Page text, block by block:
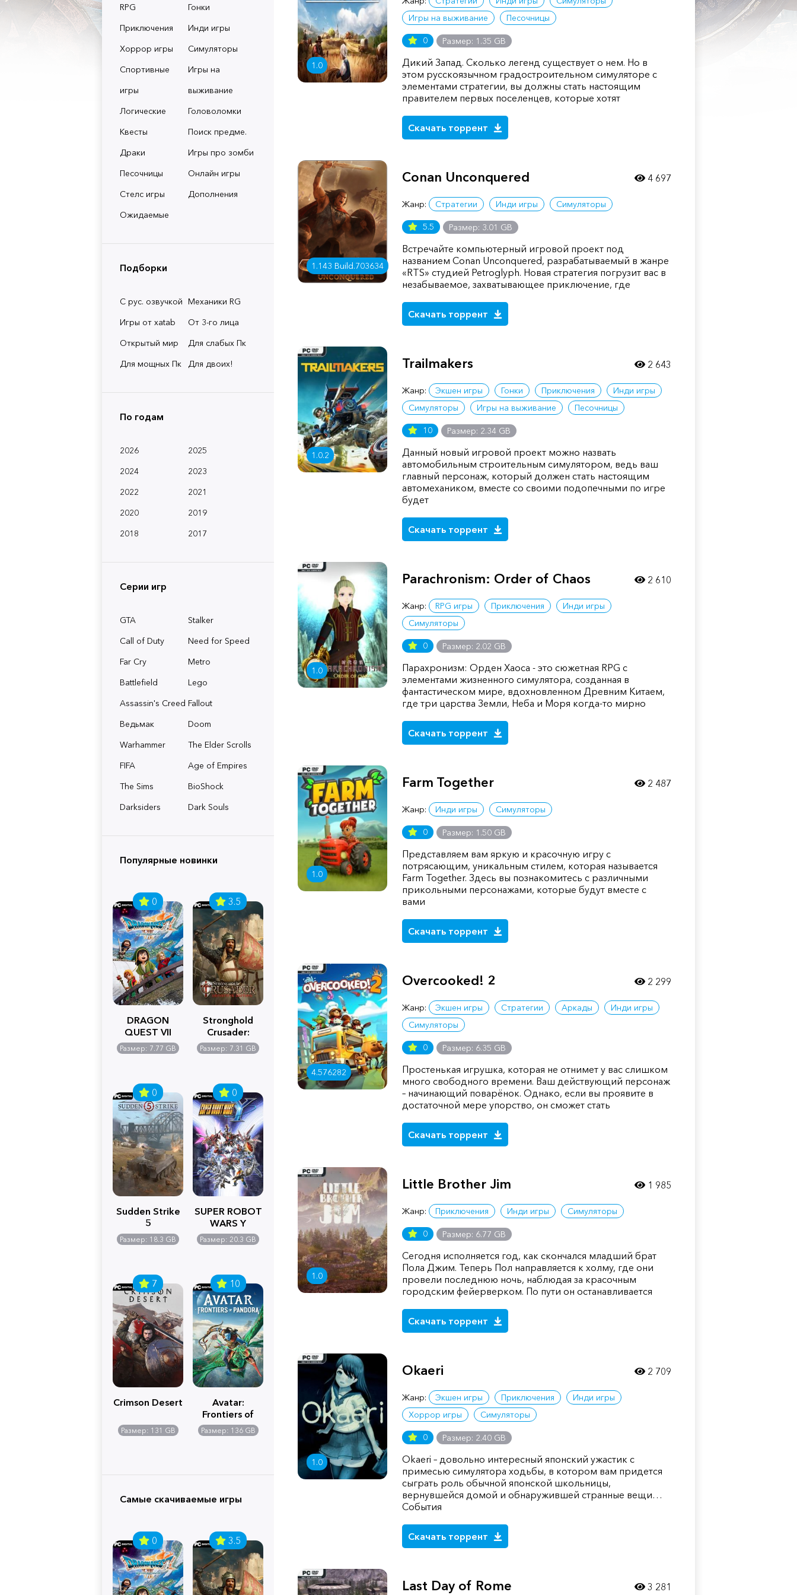
RPG
Гонки
Приключения
Инди игры
Хоррор игры
Симуляторы
Спортивные
игры
Игры на
выживание
Логические
Головоломки
Квесты
Поиск предме.
Драки
Игры про зомби
Песочницы
Онлайн игры
Стелс игры
Дополнения
Ожидаемые
Подборки
С рус. озвучкой Механики RG
Игры от xatab
От 3-го лица
Открытый мир
Для слабых Пк
Для мощных Пк
Для двоих!
По годам
2026
2025
2024
2023
2022
2021
2020
2019
2018
2017
Серии игр
GTA
Stalker
Call of Duty
Need for Speed
Far Cry
Metro
Battlefield
Lego
Assassin's Creed Fallout
Ведьмак
Doom
Warhammer
The Elder Scrolls
FIFA
Age of Empires
The Sims
BioShock
Darksiders
Dark Souls
Популярные новинки
0
DRAGON
QUEST VII
Reimagined
Размер: 7.77 GB
3.5
Stronghold
Crusader:
Definitive
Edition
Размер: 7.31 GB
0
Sudden Strike
5
Размер: 18.3 GB
0
SUPER ROBOT
WARS Y
Размер: 20.3 GB
7
Crimson Desert
Размер: 131 GB
10
Avatar:
Frontiers of
Pandora
Размер: 136 GB
Самые скачиваемые игры
0 3.5
1.0
Игры на выживание
Песочницы
0 Размер: 1.35 GB
Дикий Запад. Сколько легенд существует о нем. Но в
этом русскоязычном градостроительном симуляторе с
элементами стратегии, вы должны стать настоящим
правителем первых поселенцев, которые хотят
Скачать торрент
1.143 Build.703634
Conan Unconquered
Жанр: Стратегии Инди игры Симуляторы
5.5 Размер: 3.01 GB
Встречайте компьютерный игровой проект под
названием Conan Unconquered, разрабатываемый в жанре
«RTS» студией Petroglyph. Новая стратегия погрузит вас в
незабываемое, захватывающее приключение, где
Скачать торрент
4 697
1.0.2
Trailmakers
Жанр: Экшен игры Гонки Приключения
Инди игры
Симуляторы
Игры на выживание Песочницы
10 Размер: 2.34 GB
Данный новый игровой проект можно назвать
автомобильным строительным симулятором, ведь ваш
главный персонаж, который должен стать настоящим
автомехаником, вместе со своими подопечными по игре
будет
Скачать торрент
2 643
1.0
Parachronism: Order of Chaos
Жанр: RPG игры Приключения
Инди игры
Симуляторы
0 Размер: 2.02 GB
Парахронизм: Орден Хаоса - это сюжетная RPG с
элементами жизненного симулятора, созданная в
фантастическом мире, вдохновленном Древним Китаем,
где три царства Земли, Неба и Моря когда-то мирно
Скачать торрент
2 610
1.0
Farm Together
Жанр: Инди игры Симуляторы
0 Размер: 1.50 GB
Представляем вам яркую и красочную игру с
потрясающим, уникальным стилем, которая называется
Farm Together. Здесь вы познакомитесь с различными
прикольными персонажами, которые будут вместе с
вами
Скачать торрент
2 487
4.576282
Overcooked! 2
Жанр: Экшен игры Стратегии Аркады
Инди игры
Симуляторы
0 Размер: 6.35 GB
Простенькая игрушка, которая не отнимет у вас слишком
много свободного времени. Ваш действующий персонаж
– начинающий поварёнок. Однако, если вы проявите в
достаточной мере упорство, он сможет стать
Скачать торрент
2 299
1.0
Little Brother Jim
Жанр: Приключения Инди игры Симуляторы
0 Размер: 6.77 GB
Сегодня исполняется год, как скончался младший брат
Пола Джим. Теперь Пол направляется к холму, где они
провели последнюю ночь, наблюдая за красочным
городским фейерверком. По пути он останавливается
Скачать торрент
1 985
1.0
Okaeri
Жанр: Экшен игры Приключения
Инди игры
Хоррор игры
Симуляторы
0 Размер: 2.40 GB
Okaeri – довольно интересный японский ужастик с
примесью симулятора ходьбы, в котором вам придется
сыграть роль обычной японской школьницы,
вернувшейся домой и обнаружившей странные вещи…
События
Скачать торрент
2 709
Last Day of Rome 3 281